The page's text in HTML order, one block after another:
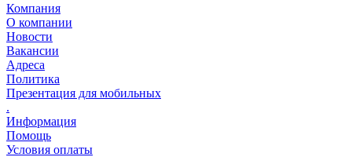
Компания
О компании
Новости
Вакансии
Адреса
Политика
Презентация для мобильных
.
Информация
Помощь
Условия оплаты